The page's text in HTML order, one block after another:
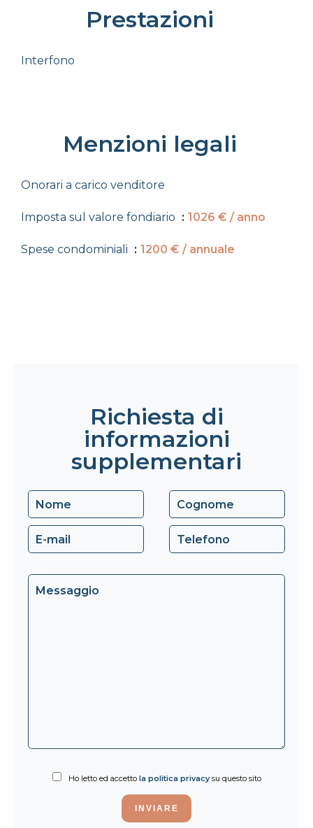
Prestazioni
Interfono
Menzioni legali
Onorari a carico venditore
Imposta sul valore fondiario 1026 € / anno
Spese condominiali 1200 € / annuale
Richiesta di
informazioni
supplementari
Ho letto ed accetto la politica privacysu questo sito
INVIARE